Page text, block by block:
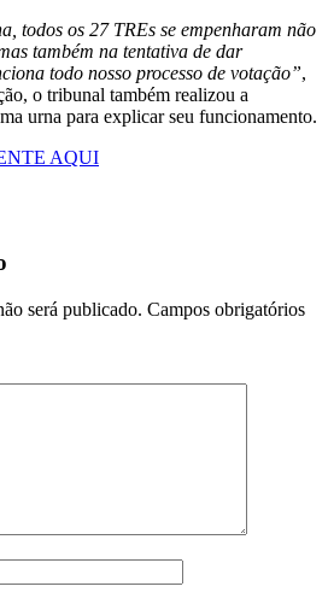
todos os 27 TREs se empenharam não
também na tentativa de dar
todo nosso processo de votação”,
o tribunal também realizou a
urna para explicar seu funcionamento.
AQUI
será publicado. Campos obrigatórios